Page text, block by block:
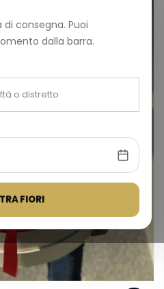
di consegna. Puoi
dalla barra.
FIORI